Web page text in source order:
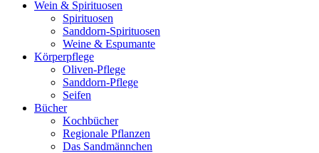
Wein & Spirituosen
Spirituosen
Sanddorn-Spirituosen
Weine & Espumante
Körperpflege
Oliven-Pflege
Sanddorn-Pflege
Seifen
Bücher
Kochbücher
Regionale Pflanzen
Das Sandmännchen